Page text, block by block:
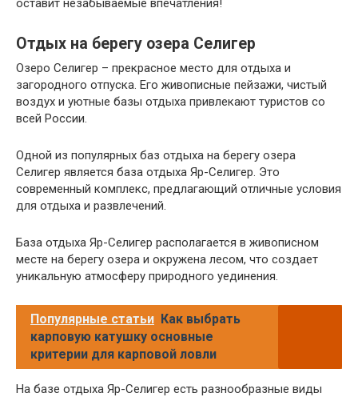
оставит незабываемые впечатления!
Отдых на берегу озера Селигер
Озеро Селигер – прекрасное место для отдыха и
загородного отпуска. Его живописные пейзажи, чистый
воздух и уютные базы отдыха привлекают туристов со
всей России.
Одной из популярных баз отдыха на берегу озера
Селигер является база отдыха Яр-Селигер. Это
современный комплекс, предлагающий отличные условия
для отдыха и развлечений.
База отдыха Яр-Селигер располагается в живописном
месте на берегу озера и окружена лесом, что создает
уникальную атмосферу природного уединения.
Популярные статьи Как выбрать
карповую катушку основные
критерии для карповой ловли
На базе отдыха Яр-Селигер есть разнообразные виды